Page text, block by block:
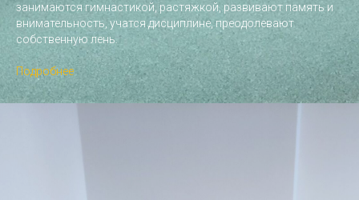
занимаются гимнастикой, растяжкой, развивают память и
внимательность, учатся дисциплине, преодолевают
собственную лень.
Подробнее